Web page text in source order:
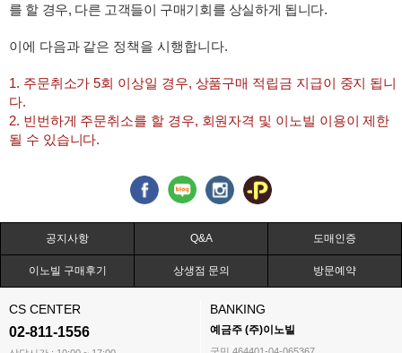
를 할 경우, 다른 고객들이 구매기회를 상실하게 됩니다.
이에 다음과 같은 정책을 시행합니다.
1. 주문취소가 5회 이상일 경우, 상품구매 적립금 지급이 중지 됩니
다.
2. 빈번하게 주문취소를 할 경우, 회원자격 및 이노빌 이용이 제한
될 수 있습니다.
공지사항 Q&A 도매인증
이노빌 구매후기 상생점 문의 방문예약
CS CENTER
02-811-1556
BANKING
예금주 (주)이노빌
국민 464401-04-065367